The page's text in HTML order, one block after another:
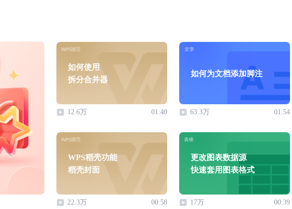
如何使用
拆分合并器
12.6万 01:40
如何为文档添加脚注
63.3万 01:54
WPS稻壳功能
稻壳封面
22.3万 00:58
更改图表数据源
快速套用图表格式
17万 00:39